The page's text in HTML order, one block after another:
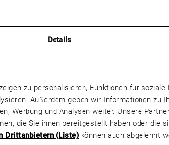
Details
zu personalisieren, Funktionen für soziale
Außerdem geben wir Informationen zu
Werbung und Analysen weiter. Unsere
die Sie ihnen bereitgestellt haben oder die
Drittanbietern (Liste) können auch abgelehnt
Lilli, alias “landmomente”, geschafft. Für
Heim mit viel Grünland, zum Toben und
Zuwendung brauchen.Statt neue Fläche